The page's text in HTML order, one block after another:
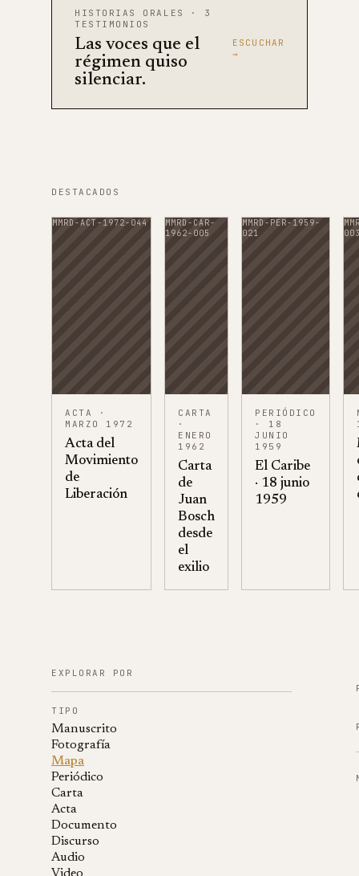
HISTORIAS ORALES · 3
TESTIMONIOS
Las voces que el
régimen quiso
silenciar.
ESCUCHAR
→
DESTACADOS
MMRD-ACT-1972-044
ACTA
·
MARZO 1972
Acta del
Movimiento
de
Liberación
MMRD-CAR-
1962-005
CARTA
·
ENERO
1962
Carta
de
Juan
Bosch
desde
el
exilio
MMRD-PER-1959-
021
PERIÓDICO
· 18
JUNIO
1959
El Caribe
· 18 junio
1959
EXPLORAR POR
TIPO
Manuscrito
Fotografía
Mapa
Periódico
Carta
Acta
Documento
Discurso
Audio